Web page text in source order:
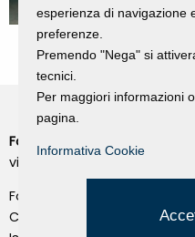
Fondazione Dino Zoli
viale Bologna 288, Forlì
Fondo dot. euro 285.000 i.v.
CF e P.IVA 03692820404
esperienza di navigazione
preferenze.
Premendo "Nega" si
tecnici.
Per maggiori informazioni
pagina.
Informativa Cookie